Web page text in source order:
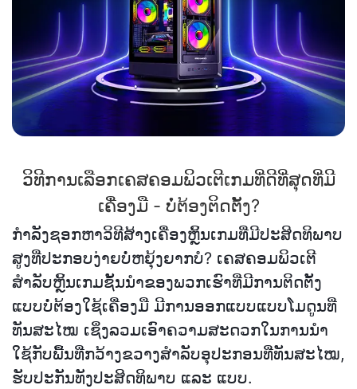
ວິທີການເລືອກເຄສຄອມພິວເຕີເກມທີ່ດີທີ່ສຸດທີ່ມີ
ເຄື່ອງມື - ບໍ່ຕ້ອງຕິດຕັ້ງ?
ກຳລັງຊອກຫາວິທີສ້າງເຄື່ອງຫຼິ້ນເກມທີ່ມີປະສິດທິພາບ
ສູງທີ່ປະກອບງ່າຍບໍ່ຫຍຸ້ງຍາກບໍ? ເຄສຄອມພິວເຕີ
ສຳລັບຫຼິ້ນເກມຊັ້ນນຳຂອງພວກເຮົາທີ່ມີການຕິດຕັ້ງ
ແບບບໍ່ຕ້ອງໃຊ້ເຄື່ອງມື ມີການອອກແບບແບບໂມດູນທີ່
ທັນສະໄໝ ເຊິ່ງລວມເອົາຄວາມສະດວກໃນການນຳ
ໃຊ້ກັບພື້ນທີ່ກວ້າງຂວາງສຳລັບອຸປະກອນທີ່ທັນສະໄໝ,
ຮັບປະກັນທັງປະສິດທິພາບ ແລະ ແບບ.